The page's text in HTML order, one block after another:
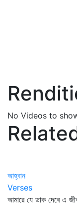
No Videos to
আহ্বান
Verses
আমারে যে ডাক দেবে এ